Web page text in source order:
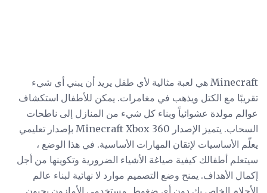
Minecraft هي لعبة مثالية لأي طفل يريد أن يبني أي شيء
تقريبًا مع الكتل ويذهب في مغامرات. يمكن للأطفال استكشاف
عوالم مولدة عشوائياً وبناء كل شيء من المنازل إلى ناطحات
السحاب. يتميز الإصدار Minecraft Xbox 360 بإصدار تعليمي
يعلّم الأساسيات لإتقان المهارات الأساسية. في هذا الوضع ،
سيتعلم أطفالك كيفية صياغة الأشياء الضرورية وتكوينها من أجل
إكمال الأهداف. يمنح وضع التصميم موارد لا نهائية لبناء عالم
الأحلام الخاص بك دون أي ضغوط. مستخدمي الأمازون يحبون